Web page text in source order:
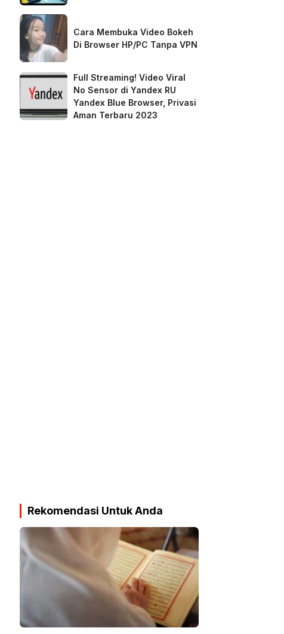
Cara Membuka Video Bokeh
Di Browser HP/PC Tanpa VPN
Full Streaming! Video Viral
No Sensor di Yandex RU
Yandex Blue Browser, Privasi
Aman Terbaru 2023
Rekomendasi Untuk Anda